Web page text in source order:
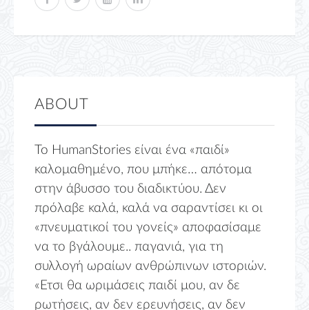
ABOUT
Το HumanStories είναι ένα «παιδί»
καλομαθημένο, που μπήκε… απότομα
στην άβυσσο του διαδικτύου. Δεν
πρόλαβε καλά, καλά να σαραντίσει κι οι
«πνευματικοί του γονείς» αποφασίσαμε
να το βγάλουμε.. παγανιά, για τη
συλλογή ωραίων ανθρώπινων ιστοριών.
«Ετσι θα ωριμάσεις παιδί μου, αν δε
ρωτήσεις, αν δεν ερευνήσεις, αν δεν